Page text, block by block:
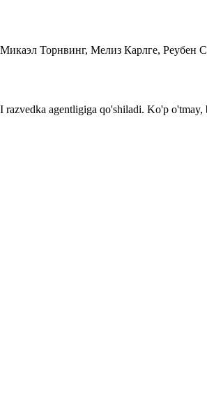
Торнвинг, Мелиз Карлге, Реубен
agentligiga qo'shiladi. Ko'p